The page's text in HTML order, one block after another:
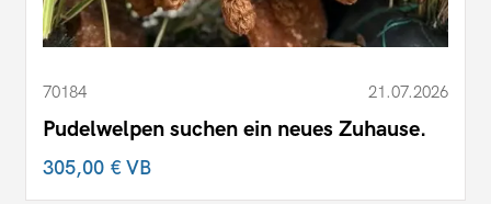
70184 21.07.2026
Pudelwelpen suchen ein neues Zuhause.
305,00 €VB